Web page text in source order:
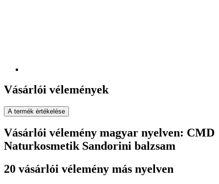
Vásárlói vélemények
A termék értékelése
Vásárlói vélemény magyar nyelven: CMD
Naturkosmetik Sandorini balzsam
20 vásárlói vélemény más nyelven